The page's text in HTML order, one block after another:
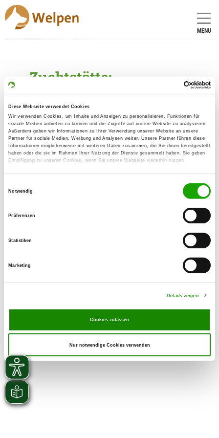
Diese Webseite verwendet Cookies
Wir verwenden Cookies, um Inhalte und Anzeigen zu personalisieren, Funktionen für
soziale Medien anbieten zu können und die Zugriffe auf unsere Website zu analysieren.
Außerdem geben wir Informationen zu Ihrer Verwendung unserer Website an unsere
Partner für soziale Medien, Werbung und Analysen weiter. Unsere Partner führen diese
Informationen möglicherweise mit weiteren Daten zusammen, die Sie ihnen bereitgestellt
haben oder die sie im Rahmen Ihrer Nutzung der Dienste gesammelt haben. Sie geben
Einwilligung zu unseren Cookies, wenn Sie unsere Webseite weiterhin nutzen.
Notwendig
Präferenzen
Statistiken
Marketing
Details zeigen
Cookies zulassen
Nur notwendige Cookies verwenden
MENU
Zuchtstätte:
von der Römerwarte
Gründungsdatum: 16.09.1981
Críador
Silvia Stimpfig
Hetzenbergweg 19